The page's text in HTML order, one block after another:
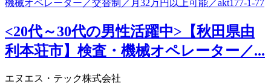
<20代～30代の男性活躍中>【秋田県由
利本荘市】検査・機械オペレーター／...
エヌエス・テック株式会社